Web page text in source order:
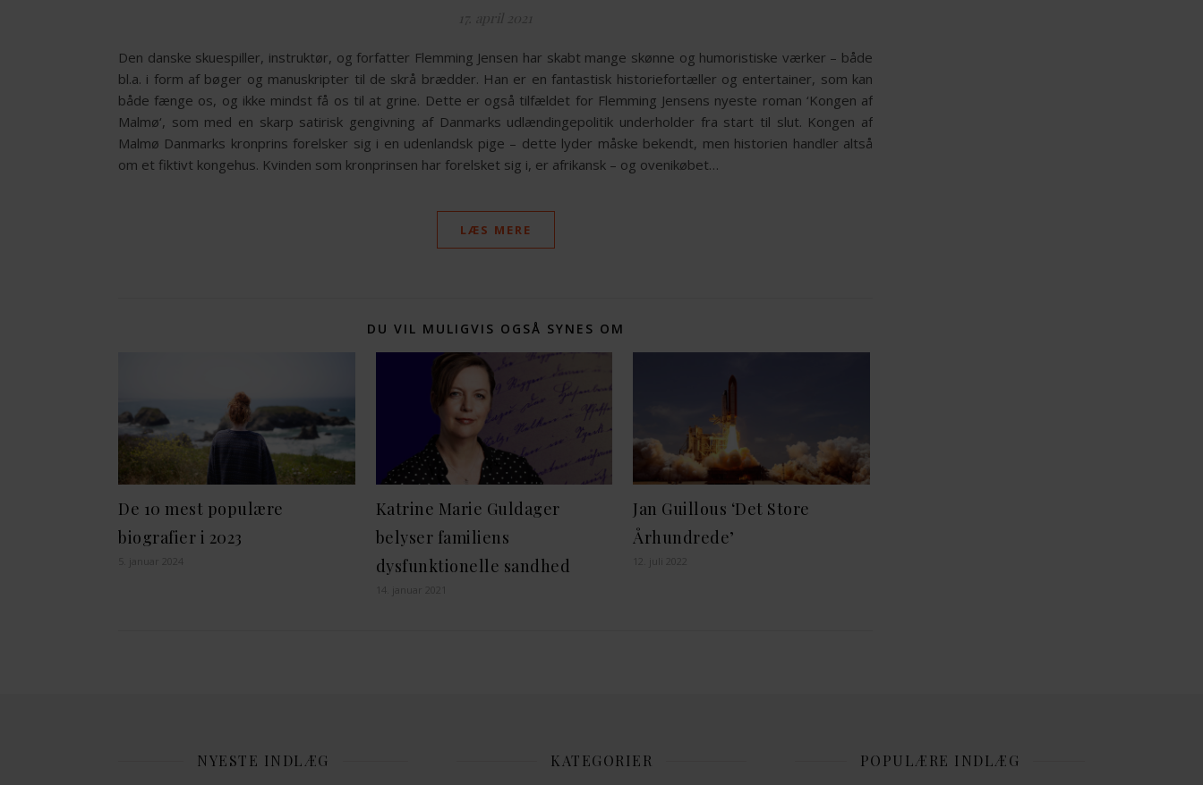
17. april 2021
Den danske skuespiller, instruktør, og forfatter Flemming Jensen har skabt mange skønne og humoristiske værker – både
bl.a. i form af bøger og manuskripter til de skrå brædder. Han er en fantastisk historiefortæller og entertainer, som kan
både fænge os, og ikke mindst få os til at grine. Dette er også tilfældet for Flemming Jensens nyeste roman ‘Kongen af
Malmø‘, som med en skarp satirisk gengivning af Danmarks udlændingepolitik underholder fra start til slut. Kongen af
Malmø Danmarks kronprins forelsker sig i en udenlandsk pige – dette lyder måske bekendt, men historien handler altså
om et fiktivt kongehus. Kvinden som kronprinsen har forelsket sig i, er afrikansk – og ovenikøbet…
LÆS MERE
DU VIL MULIGVIS OGSÅ SYNES OM
De 10 mest populære
biografier i 2023
5. januar 2024
Katrine Marie Guldager
belyser familiens
dysfunktionelle sandhed
14. januar 2021
Jan Guillous ‘Det Store
Århundrede’
NYESTE INDLÆG KATEGORIER POPULÆRE INDLÆG